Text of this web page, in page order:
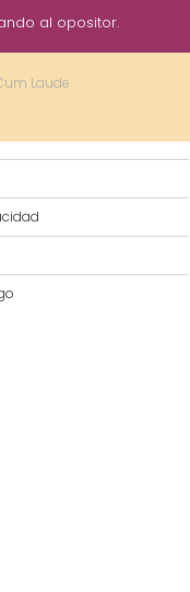
al opositor.